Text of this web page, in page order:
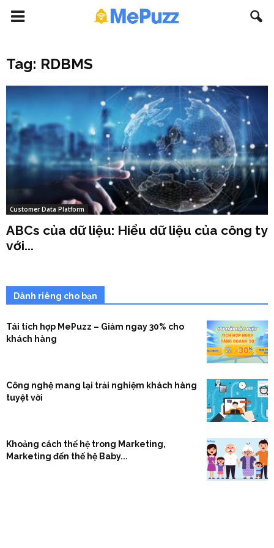
Tag: RDBMS
Customer Data Platform
ABCs của dữ liệu: Hiểu dữ liệu của công ty
với...
Dành riêng cho bạn
Tái tích hợp MePuzz – Giảm ngay 30% cho
khách hàng
Công nghệ mang lại trải nghiệm khách hàng
tuyệt vời
Khoảng cách thế hệ trong Marketing,
Marketing đến thế hệ Baby...